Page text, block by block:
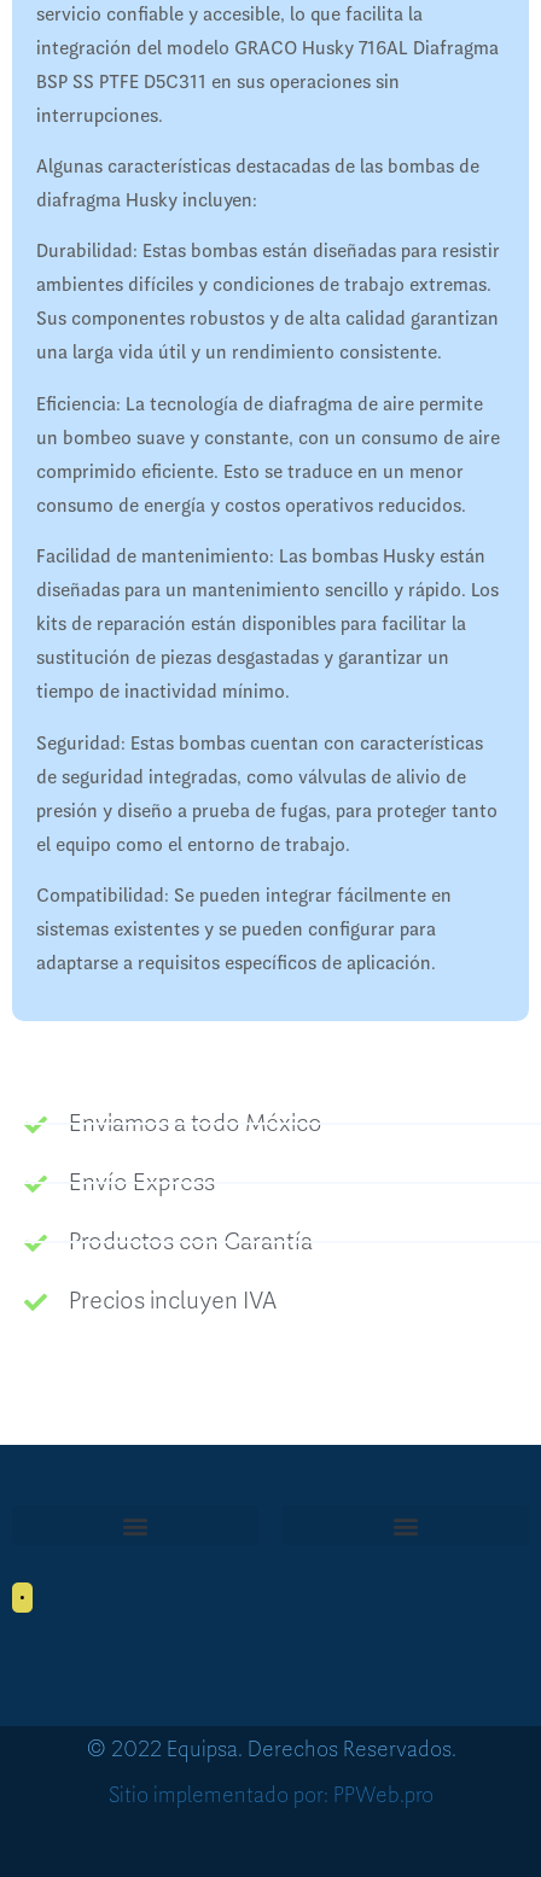
servicio confiable y accesible, lo que facilita la
integración del modelo GRACO Husky 716AL Diafragma
BSP SS PTFE D5C311 en sus operaciones sin
interrupciones.
Algunas características destacadas de las bombas de
diafragma Husky incluyen:
Durabilidad: Estas bombas están diseñadas para resistir
ambientes difíciles y condiciones de trabajo extremas.
Sus componentes robustos y de alta calidad garantizan
una larga vida útil y un rendimiento consistente.
Eficiencia: La tecnología de diafragma de aire permite
un bombeo suave y constante, con un consumo de aire
comprimido eficiente. Esto se traduce en un menor
consumo de energía y costos operativos reducidos.
Facilidad de mantenimiento: Las bombas Husky están
diseñadas para un mantenimiento sencillo y rápido. Los
kits de reparación están disponibles para facilitar la
sustitución de piezas desgastadas y garantizar un
tiempo de inactividad mínimo.
Seguridad: Estas bombas cuentan con características
de seguridad integradas, como válvulas de alivio de
presión y diseño a prueba de fugas, para proteger tanto
el equipo como el entorno de trabajo.
Compatibilidad: Se pueden integrar fácilmente en
sistemas existentes y se pueden configurar para
adaptarse a requisitos específicos de aplicación.
Enviamos a todo México
Envío Express
Productos con Garantía
Precios incluyen IVA
•
© 2022 Equipsa. Derechos Reservados.
Sitio implementado por: PPWeb.pro